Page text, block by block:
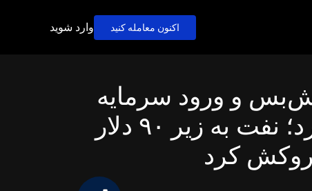
اکنون معامله کنید وارد شوید
و ورود سرمایه
به بخش فناوری صعود کرد؛ نفت به زیر ۹۰ دلار
کرد